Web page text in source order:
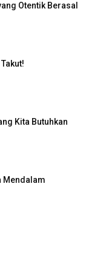
Otentik Berasal
Kita Butuhkan
Mendalam